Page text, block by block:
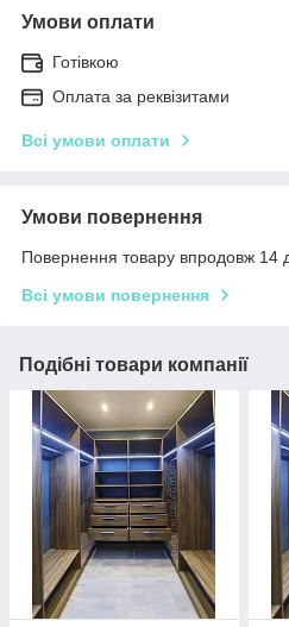
Умови оплати
Готівкою
Оплата за реквізитами
Всі умови оплати
Умови повернення
Повернення товару впродовж 14
Всі умови повернення
Подібні товари компанії